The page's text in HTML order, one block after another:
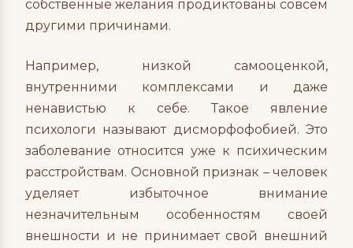
собственные желания продиктованы совсем
другими причинами.
Например, низкой самооценкой,
внутренними комплексами и даже
ненавистью к себе. Такое явление
психологи называют дисморфофобией. Это
заболевание относится уже к психическим
расстройствам. Основной признак – человек
уделяет избыточное внимание
незначительным особенностям своей
внешности и не принимает свой внешний